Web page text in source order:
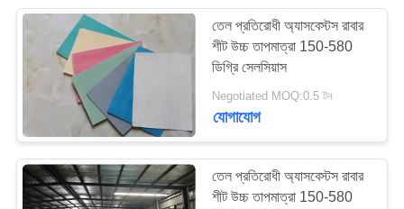
তেল প্রতিরোধী অ্যাসবেস্টস রাবার
শীট উচ্চ তাপমাত্রা 150-580
ডিগ্রি সেলসিয়াস
Negotiated MOQ:0.5 টন
যোগাযোগ
তেল প্রতিরোধী অ্যাসবেস্টস রাবার
শীট উচ্চ তাপমাত্রা 150-580